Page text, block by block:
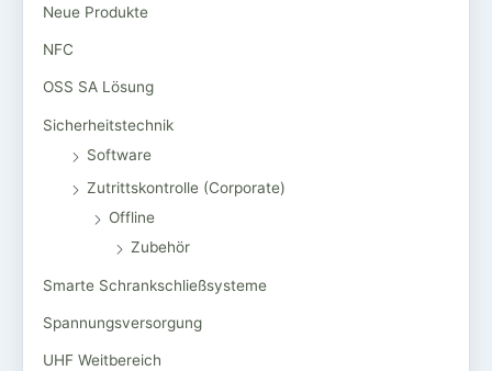
Neue Produkte
NFC
OSS SA Lösung
Sicherheitstechnik
Software
Zutrittskontrolle (Corporate)
Offline
Zubehör
Smarte Schrankschließsysteme
Spannungsversorgung
UHF Weitbereich